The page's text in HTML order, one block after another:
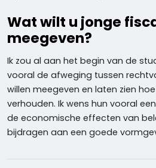
Wat wilt u jonge
meegeven?
Ik zou al aan het begin van de
vooral de afweging tussen
willen meegeven en laten zien
verhouden. Ik wens hun vooral
de economische effecten van
bijdragen aan een goede